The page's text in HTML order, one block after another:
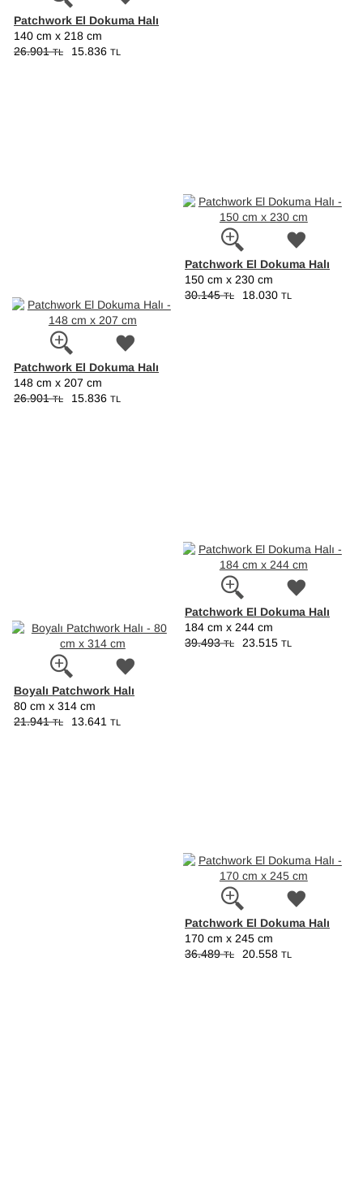
Patchwork El Dokuma Halı
140 cm x 218 cm
26.901TL 15.836 TL
Patchwork El Dokuma Halı
150 cm x 230 cm
30.145TL 18.030 TL
Patchwork El Dokuma Halı
148 cm x 207 cm
26.901TL 15.836 TL
Patchwork El Dokuma Halı
184 cm x 244 cm
39.493TL 23.515 TL
Boyalı Patchwork Halı
80 cm x 314 cm
21.941TL 13.641 TL
Patchwork El Dokuma Halı
170 cm x 245 cm
36.489TL 20.558 TL